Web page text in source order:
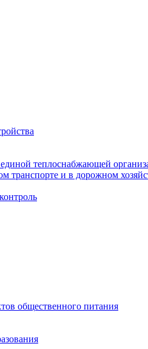
теплоснабжающей
транспорте и в дорожном
общественного питания